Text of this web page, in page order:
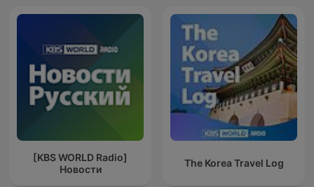
[KBS WORLD Radio]
Новости
The Korea Travel Log